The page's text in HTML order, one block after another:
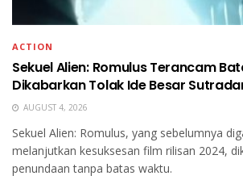
ACTION
Sekuel Alien: Romulus Terancam
Dikabarkan Tolak Ide Besar
AUGUST 4, 2026
Sekuel Alien: Romulus, yang sebelumnya
melanjutkan kesuksesan film rilisan 2024,
penundaan tanpa batas waktu.